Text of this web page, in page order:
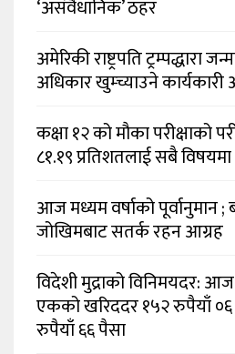
‘असंवैधानिक’ ठहर
अमेरिकी राष्ट्रपति ट्रम्पद्धारा
अधिकार खुम्च्याउने
कक्षा १२ को मौका परीक्षाको
८१.१९ प्रतिशतलाई सबै विषयमा
आज मध्यम वर्षाको पूर्वानुमान ;
जोखिमबाट सतर्क रहन आग्रह
विदेशी मुद्राको विनिमयदर:
एकको खरिददर १५२ रुपैयाँ ०६
रुपैयाँ ६६ पैसा